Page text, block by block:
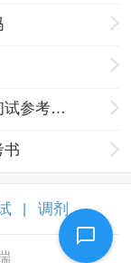
河北大学27年外国语学院研究生招生初试参考书目调整
书
调剂